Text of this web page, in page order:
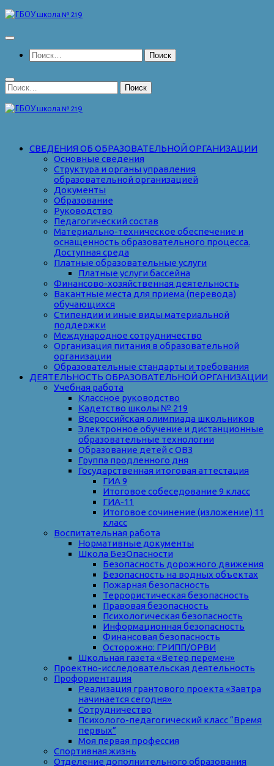
Перейти
содержимому
Найти:
Найти:
СВЕДЕНИЯ ОБ ОБРАЗОВАТЕЛЬНОЙ ОРГАНИЗАЦИИ
Основные сведения
Структура и органы управления
образовательной организацией
Документы
Образование
Руководство
Педагогический состав
Материально-техническое обеспечение и
оснащенность образовательного процесса.
Доступная среда
Платные образовательные услуги
Платные услуги бассейна
Финансово-хозяйственная деятельность
Вакантные места для приема (перевода)
обучающихся
Стипендии и иные виды материальной
поддержки
Международное сотрудничество
Организация питания в образовательной
организации
Образовательные стандарты и требования
ДЕЯТЕЛЬНОСТЬ ОБРАЗОВАТЕЛЬНОЙ ОРГАНИЗАЦИИ
Учебная работа
Классное руководство
Кадетство школы № 219
Всероссийская олимпиада школьников
Электронное обучение и дистанционные
образовательные технологии
Образование детей с ОВЗ
Группа продленного дня
Государственная итоговая аттестация
ГИА 9
Итоговое собеседование 9 класс
ГИА-11
Итоговое сочинение (изложение) 11
класс
Воспитательная работа
Нормативные документы
Школа БезОпасности
Безопасность дорожного движения
Безопасность на водных объектах
Пожарная безопасность
Террористическая безопасность
Правовая безопасность
Психологическая безопасность
Информационная безопасность
Финансовая безопасность
Осторожно: ГРИПП/ОРВИ
Школьная газета «Ветер перемен»
Проектно-исследовательская деятельность
Профориентация
Реализация грантового проекта «Завтра
начинается сегодня»
Сотрудничество
Психолого-педагогический класс “Время
первых”
Моя первая профессия
Спортивная жизнь
Отделение дополнительного образования